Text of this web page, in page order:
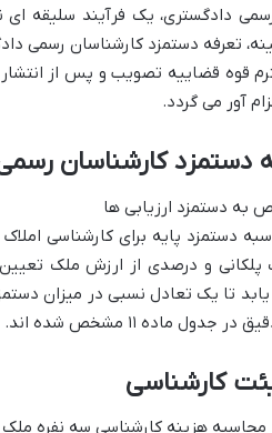
دادگستری، یک فرآیند سلیقه
تعرفه دستمزد کارشناسان رسمی
قضاییه تصویب و پس از انتشار در
آور می گردد.
دستمزد پایه برای کارشناسی
و درصدی از ارزش ملک
تا یک تعادل نسبی در میزان
ماده ۱۱ مشخص شده اند.
کارشناسی
محاسبه هزینه کارشناسی سه نفره ملک